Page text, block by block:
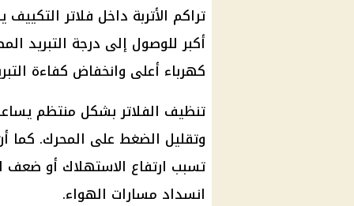
تراكم الأتربة داخل فلاتر
أكبر للوصول إلى درجة التبريد
كهرباء أعلى وانخفاض كفاءة
تنظيف الفلاتر بشكل منتظم
وتقليل الضغط على المحرك. كما
تسبب ارتفاع الاستهلاك أو ضعف
انسداد مسارات الهواء.